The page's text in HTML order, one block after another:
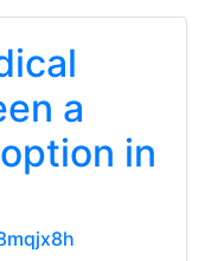
a
in